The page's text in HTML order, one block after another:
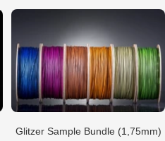
Glitzer Sample Bundle (1,75mm)